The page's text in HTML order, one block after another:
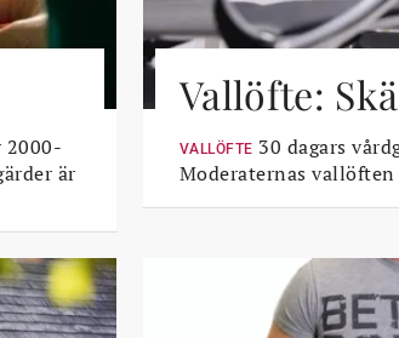
2000-
är
Vallöfte:
VALLÖFTE 30 dagars
Moderaternas vallöften